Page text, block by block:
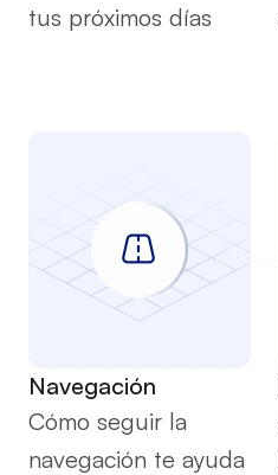
tus próximos días
Navegación
Cómo seguir la
navegación te ayuda